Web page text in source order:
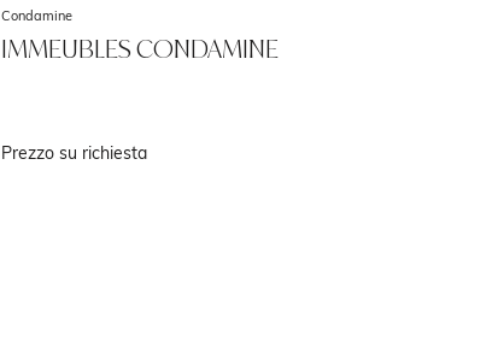
Condamine
IMMEUBLES CONDAMINE
Prezzo su richiesta